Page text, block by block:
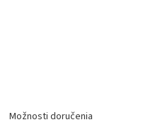
Možnosti doručenia